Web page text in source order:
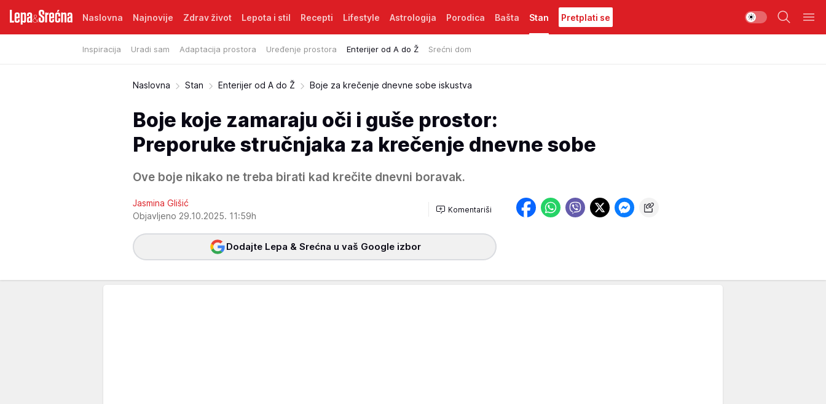
Naslovna Najnovije Zdrav život Lepota i stil Recepti Lifestyle Astrologija Porodica Bašta Stan
Inspiracija Uradi sam Adaptacija prostora Uređenje prostora Enterijer od A do Ž Srećni dom
Pretplati se
Naslovna Stan Enterijer od A do Ž Boje za krečenje dnevne sobe iskustva
Boje koje zamaraju oči i guše prostor:
Preporuke stručnjaka za krečenje dnevne sobe
Ove boje nikako ne treba birati kad krečite dnevni boravak.
Jasmina Glišić
Objavljeno 29.10.2025. 11:59h
Komentariši
Dodajte Lepa & Srećna u vaš Google izbor